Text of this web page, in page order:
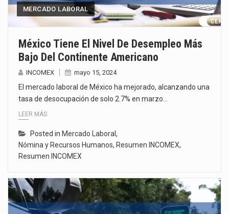
MERCADO LABORAL
México Tiene El Nivel De Desempleo Más
Bajo Del Continente Americano
INCOMEX mayo 15, 2024
El mercado laboral de México ha mejorado, alcanzando una
tasa de desocupación de solo 2.7% en marzo…
LEER MÁS
Posted in Mercado Laboral ,
Nómina y Recursos Humanos, Resumen INCOMEX,
Resumen INCOMEX